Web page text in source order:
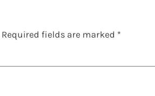
Required fields are marked *